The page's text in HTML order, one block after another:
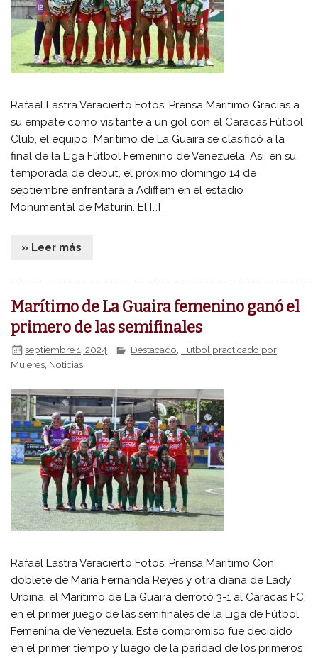
Rafael Lastra Veracierto Fotos: Prensa Marítimo Gracias a
su empate como visitante a un gol con el Caracas Fútbol
Club, el equipo Marítimo de La Guaira se clasificó a la
final de la Liga Fútbol Femenino de Venezuela. Así, en su
temporada de debut, el próximo domingo 14 de
septiembre enfrentará a Adiffem en el estadio
Monumental de Maturín. El […]
» Leer más
Marítimo de La Guaira femenino ganó el
primero de las semifinales
septiembre 1, 2024 Destacado Fútbol practicado por
Mujeres, Noticias
Rafael Lastra Veracierto Fotos: Prensa Marítimo Con
doblete de María Fernanda Reyes y otra diana de Lady
Urbina, el Marítimo de La Guaira derrotó 3-1 al Caracas FC,
en el primer juego de las semifinales de la Liga de Fútbol
Femenina de Venezuela. Este compromiso fue decidido
en el primer tiempo y luego de la paridad de los primeros